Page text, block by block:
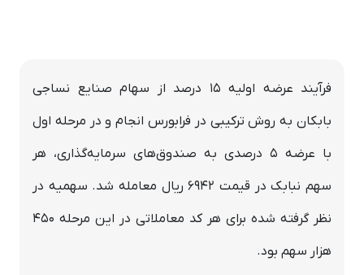
فرآیند عرضه اولیه ۱۵ درصد از سهام صنایع نساجی
بابکان به روش ترکیبی در فرابورس انجام و در مرحله اول
با عرضه ۵ درصدی به صندوق‌های سرمایه‌گذاری، هر
سهم نبابک در قیمت 6942 ریال معامله شد. سهمیه در
نظر گرفته شده برای هر کد معاملاتی در این مرحله 450
هزار سهم بود.